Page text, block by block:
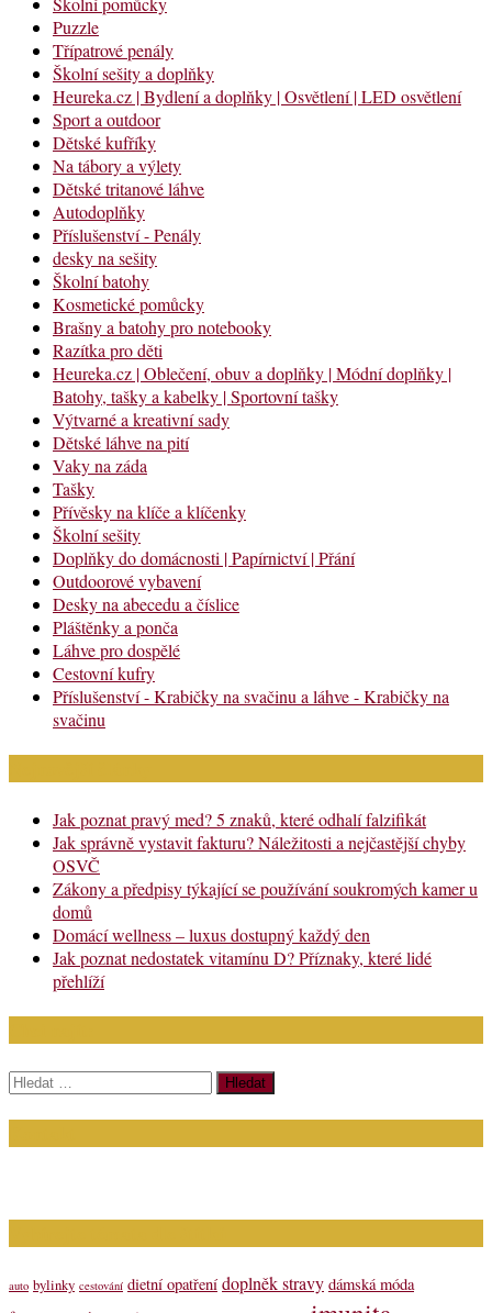
Puzzle
Třípatrové penály
Školní sešity a doplňky
Heureka.cz | Bydlení a doplňky | Osvětlení | LED osvětlení
Sport a outdoor
Dětské kufříky
Na tábory a výlety
Dětské tritanové láhve
Autodoplňky
Příslušenství - Penály
desky na sešity
Školní batohy
Kosmetické pomůcky
Brašny a batohy pro notebooky
Razítka pro děti
Heureka.cz | Oblečení, obuv a doplňky | Módní doplňky |
Batohy, tašky a kabelky | Sportovní tašky
Výtvarné a kreativní sady
Dětské láhve na pití
Vaky na záda
Tašky
Přívěsky na klíče a klíčenky
Školní sešity
Doplňky do domácnosti | Papírnictví | Přání
Outdoorové vybavení
Desky na abecedu a číslice
Pláštěnky a ponča
Láhve pro dospělé
Cestovní kufry
Příslušenství - Krabičky na svačinu a láhve - Krabičky na
svačinu
Jak poznat pravý med? 5 znaků, které odhalí falzifikát
Jak správně vystavit fakturu? Náležitosti a nejčastější chyby
OSVČ
Zákony a předpisy týkající se používání soukromých kamer u
domů
Domácí wellness – luxus dostupný každý den
Jak poznat nedostatek vitamínu D? Příznaky, které lidé
přehlíží
Vyhledávání
auto bylinky cestování dietní opatření doplněk stravy dámská móda